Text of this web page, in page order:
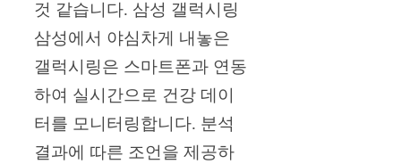
것 같습니다. 삼성 갤럭시링
삼성에서 야심차게 내놓은
갤럭시링은 스마트폰과 연동
하여 실시간으로 건강 데이
터를 모니터링합니다. 분석
결과에 따른 조언을 제공하